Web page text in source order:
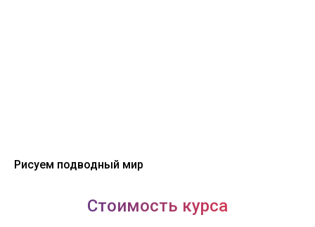
Рисуем подводный мир
Стоимость курса